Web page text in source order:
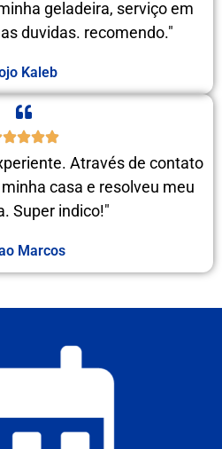
geladeira, serviço em
duvidas. recomendo."
Kaleb
Através de contato
casa e resolveu meu
Super indico!"
Marcos